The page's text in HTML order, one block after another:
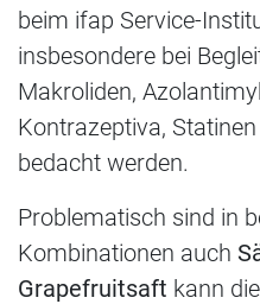
beim ifap Service-
insbesondere bei
Makroliden,
Kontrazeptiva,
bedacht werden.
Problematisch sind in
Kombinationen auch
Grapefruitsaft kann